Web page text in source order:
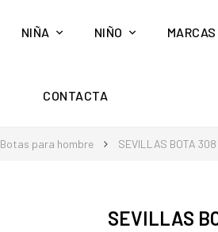
NIÑA NIÑO MARCAS
CONTACTA
Botas para hombre SEVILLAS BOTA
SEVILLAS